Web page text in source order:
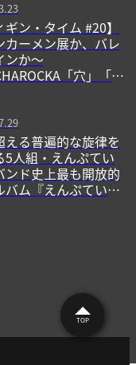
ギン・タイム #20】
カーメン展か、バレ
ンか〜
「穴」「
える普遍的な旋律を
5人組・えんぷてい
ド史上最も開放的
バム『えんぷてい』
TOP